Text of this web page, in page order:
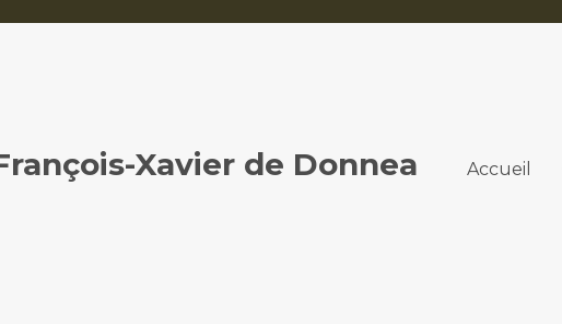
Xavier de Donnea Accueil